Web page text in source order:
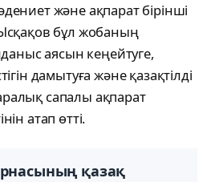
және ақпарат бірінші
бұл жобаның
аясын кеңейтуге,
дамытуға және қазақтілді
сапалы ақпарат
атап өтті.
қазақ